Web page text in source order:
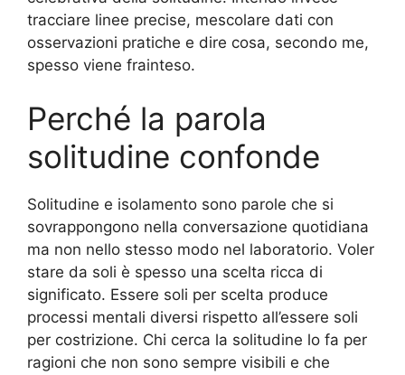
tracciare linee precise, mescolare dati con
osservazioni pratiche e dire cosa, secondo me,
spesso viene frainteso.
Perché la parola
solitudine confonde
Solitudine e isolamento sono parole che si
sovrappongono nella conversazione quotidiana
ma non nello stesso modo nel laboratorio. Voler
stare da soli è spesso una scelta ricca di
significato. Essere soli per scelta produce
processi mentali diversi rispetto all’essere soli
per costrizione. Chi cerca la solitudine lo fa per
ragioni che non sono sempre visibili e che